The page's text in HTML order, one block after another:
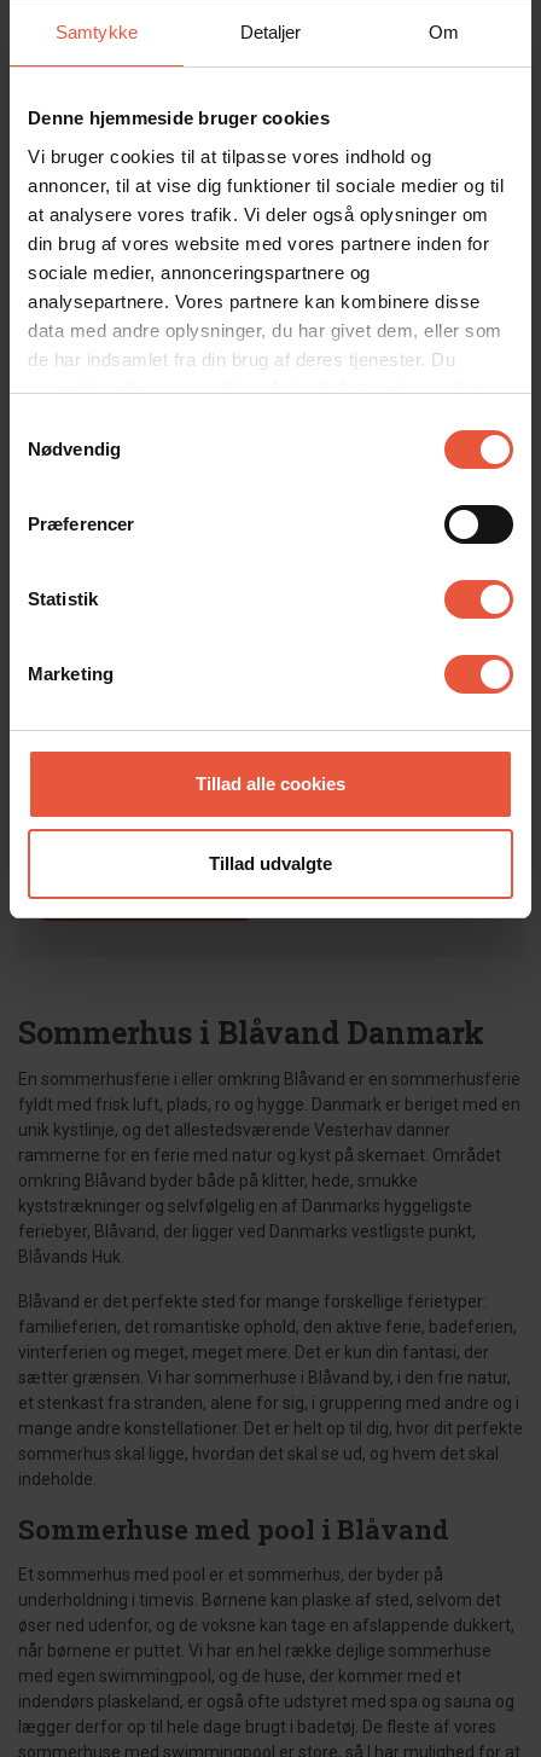
Samtykke Detaljer Om
Denne hjemmeside bruger cookies
Vi bruger cookies til at tilpasse vores indhold og
annoncer, til at vise dig funktioner til sociale medier og til
at analysere vores trafik. Vi deler også oplysninger om
din brug af vores website med vores partnere inden for
sociale medier, annonceringspartnere og
analysepartnere. Vores partnere kan kombinere disse
data med andre oplysninger, du har givet dem, eller som
de har indsamlet fra din brug af deres tjenester. Du
samtykker til vores cookies, hvis du fortsætter med at
Nødvendig
Præferencer
Statistik
Marketing
Tillad alle cookies
Tillad udvalgte
NYHED: Nordsee Highlights
Gå på opdagelse i områdets attraktioner og
aktiviteter med det nye interaktive 3D-kort.
Opdag de skjulte perler!
Tag på eventyr med Nordsee Highlights
Gå på opdagelse i vores luksussommerhuse.
Her finder du det bedste inden for sommerhuse i
Blåvand.
Planlæg din luksusferie
Sommerhus i Blåvand Danmark
En sommerhusferie i eller omkring Blåvand er en sommerhusferie
fyldt med frisk luft, plads, ro og hygge. Danmark er beriget med en
unik kystlinje, og det allestedsværende Vesterhav danner
rammerne for en ferie med natur og kyst på skemaet. Området
omkring Blåvand byder både på klitter, hede, smukke
kyststrækninger og selvfølgelig en af Danmarks hyggeligste
feriebyer, Blåvand, der ligger ved Danmarks vestligste punkt,
Blåvands Huk.
Blåvand er det perfekte sted for mange forskellige ferietyper:
familieferien, det romantiske ophold, den aktive ferie, badeferien,
vinterferien og meget, meget mere. Det er kun din fantasi, der
sætter grænsen. Vi har sommerhuse i Blåvand by, i den frie natur,
et stenkast fra stranden, alene for sig, i gruppering med andre og i
mange andre konstellationer. Det er helt op til dig, hvor dit perfekte
sommerhus skal ligge, hvordan det skal se ud, og hvem det skal
indeholde.
Sommerhuse med pool i Blåvand
Et sommerhus med pool er et sommerhus, der byder på
underholdning i timevis. Børnene kan plaske af sted, selvom det
øser ned udenfor, og de voksne kan tage en afslappende dukkert,
når børnene er puttet. Vi har en hel række dejlige sommerhuse
med egen swimmingpool, og de huse, der kommer med et
indendørs plaskeland, er også ofte udstyret med spa og sauna og
lægger derfor op til hele dage brugt i badetøj. De fleste af vores
sommerhuse med swimmingpool er store, så I har mulighed for at